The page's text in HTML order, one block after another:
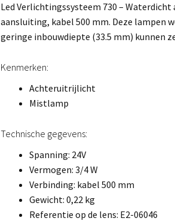
Led Verlichtingssysteem 730 –
aansluiting, kabel 500 mm. Deze lampen
geringe inbouwdiepte (33.5 mm) kunnen
Kenmerken:
Achteruitrijlicht
Mistlamp
Technische gegevens:
Spanning: 24V
Vermogen: 3/4 W
Verbinding: kabel 500 mm
Gewicht: 0,22 kg
Referentie op de lens: E2-06046